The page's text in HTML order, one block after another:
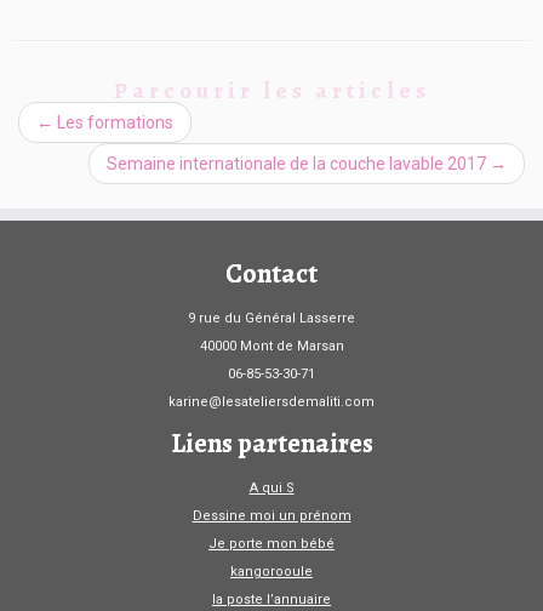
Parcourir les articles
← Les formations
Semaine internationale de la couche lavable 2017 →
Contact
9 rue du Général Lasserre
40000 Mont de Marsan
06-85-53-30-71
karine@lesateliersdemaliti.com
Liens partenaires
A qui S
Dessine moi un prénom
Je porte mon bébé
kangorooule
la poste l’annuaire